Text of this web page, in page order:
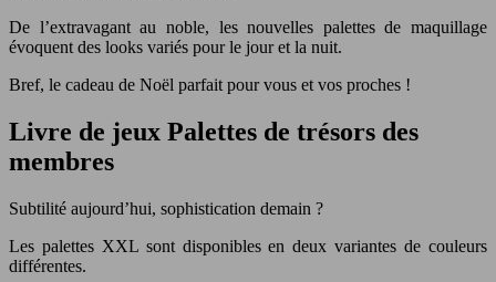
De l’extravagant au noble, les nouvelles palettes de maquillage
évoquent des looks variés pour le jour et la nuit.
Bref, le cadeau de Noël parfait pour vous et vos proches !
Livre de jeux Palettes de trésors des
membres
Subtilité aujourd’hui, sophistication demain ?
Les palettes XXL sont disponibles en deux variantes de couleurs
différentes.